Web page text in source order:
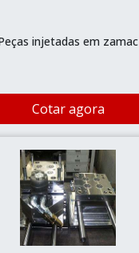
injetadas em zamac
Cotar agora